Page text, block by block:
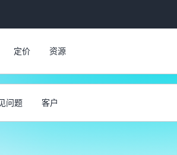
定价 资源
问题 客户